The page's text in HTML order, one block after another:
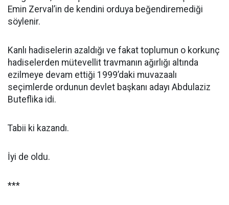
Emin Zerval’in de kendini orduya beğendiremediği
söylenir.
Kanlı hadiselerin azaldığı ve fakat toplumun o korkunç
hadiselerden mütevellit travmanın ağırlığı altında
ezilmeye devam ettiği 1999’daki muvazaalı
seçimlerde ordunun devlet başkanı adayı Abdulaziz
Buteflika idi.
Tabii ki kazandı.
İyi de oldu.
***